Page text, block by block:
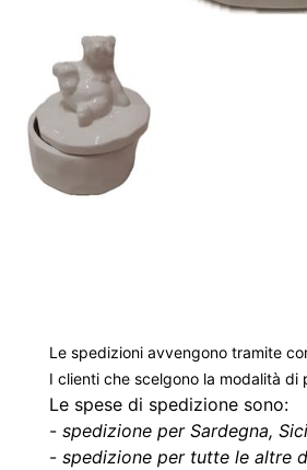
Le spedizioni avvengono tramite
I clienti che scelgono la modalità
Le spese di spedizione sono:
- spedizione per Sardegna,
- spedizione per tutte le altre